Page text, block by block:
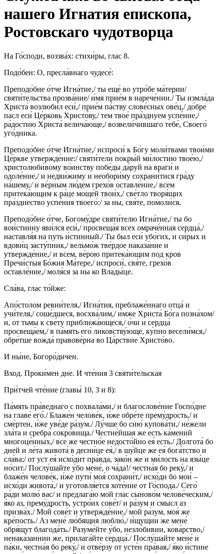
нашего Игнатия епископа,
Ростовскаго чудотворца
На Го́споди, воззва́х: стихи́ры, глас 8.
Подо́бен: О, пресла́внаго чудесе́:
Преподо́бне о́тче Игна́тие,/ ты еще́ во утро́бе ма́терии/
святи́тельства прозва́ние/ и́мя прие́м в нарече́нии./ Ты измла́да
Христа́ возлюби́л еси́,/ прие́м па́ству слове́сных ове́ц,/ до́бре
пасл еси́ Це́рковь Христо́ву,/ тем твое́ пра́зднуем успе́ние,/
ра́достию Христа́ велича́юще,/ возвели́чившаго тебе́, Своего́
уго́дника.
Преподо́бне о́тче Игна́тие,/ испроси́ к Бо́гу моли́твами твои́ми
Це́ркве утвержде́ние:/ святи́тели покры́й ми́лостию твое́ю,/
христолюби́вому во́инству побе́ды да́руй на враги́ и
одоле́ние,/ и недви́жиму и необори́му сохрани́тися гра́ду
на́шему,/ и ве́рным лю́дем грехо́в оставле́ние,/ всем
притека́ющим к ра́це моще́й твои́х,/ све́тло творя́щих
пра́зднество успе́ния твоего́:/ за ны, свя́те, помоли́ся.
Преподо́бне о́тче, Богому́дре святи́телю Игна́тие,/ ты бо
вои́стинну яви́лся еси́,/ просвеща́я всех омраче́нная сердца́,/
наставля́я на путь и́стинный./ Ты был еси́ убо́гих, и си́рых и
вдови́ц засту́пник,/ вельмо́ж тве́рдое наказа́ние и
утвержде́ние,/ и всем, ве́рою притека́ющим под кров
Пречи́стыя Бо́жия Ма́тере,/ испроси́, свя́те, грехо́в
оставле́ние,/ моля́ся за ны ко Влады́це.
Сла́ва, глас то́йже:
Апо́столом ревни́теля,/ Игна́тия, преблаже́ннаго отца́ и
учи́теля,/ соше́дшеся, восхва́лим,/ и́мже Христа́ Бо́га позна́хом/
и, от тьмы к све́ту приближа́ющеся,/ о́чи и сердца́
просвеща́ем,/ в па́мять его́ ликовству́юще, ку́пно весели́мся,/
обре́тше вожда́ правове́рна во Ца́рствие Христо́во.
И ны́не, Богоро́дичен.
Вход. Проки́мен дне. И чте́ния 3 святи́тельская
При́тчей чте́ние (главы́ 10, 3 и 8):
Па́мять пра́веднаго с похвала́ми,/ и благослове́ние Госпо́дне
на главе́ его́./ Блаже́н челове́к, и́же обре́те прему́дрость,/ и
сме́ртен, и́же уве́де ра́зум./ Лу́чше бо сию́ купова́ти,/ не́жели
зла́та и сребра́ сокро́вища./ Честне́йшая же есть ка́мений
многоце́нных,/ все же честно́е недосто́йно ея́ есть./ Долгота́ бо
дней и ле́та живота́ в десни́це ея́,/ в шу́йце же ея́ бога́тство и
сла́ва;/ от уст ея́ исхо́дит пра́вда, зако́н же и ми́лость на язы́це
но́сит./ Послу́шайте у́бо мене́, о ча́да!/ честна́я бо реку́,/ и
блаже́н челове́к, и́же пути́ моя́ сохрани́т,/ исхо́ди бо мои́ –
исхо́ди живота́,/ и уготовля́ется хоте́ние от Го́спода./ Сего́
ра́ди молю́ вас/ и предлага́ю мой глас сыново́м челове́ческим,/
я́ко аз, прему́дрость, устро́их сове́т/ и ра́зум и смысл аз
призва́х./ Мой сове́т и утвержде́ние,/ мой ра́зум, моя́ же
кре́пость./ Аз мене́ лю́бящия люблю́,/ и́щущии же мене́
обря́щут благода́ть./ Разуме́йте у́бо, незло́бивии, кова́рство,/
ненака́заннии же, прилага́йте сердца́./ Послу́шайте мене́ и
па́ки, честна́я бо реку́,/ и отве́рзу от усте́н пра́вая,/ я́ко и́стине